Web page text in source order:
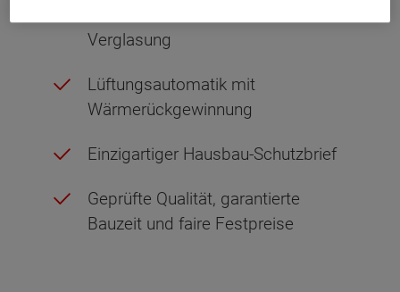
Verglasung
Lüftungsautomatik mit
Wärmerückgewinnung
Einzigartiger Hausbau-Schutzbrief
Geprüfte Qualität, garantierte
Bauzeit und faire Festpreise